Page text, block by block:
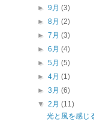
►9月(3)
►8月(2)
►7月(3)
►6月(4)
►5月(5)
►4月(1)
►3月(6)
▼2月(11)
光と風を感じ